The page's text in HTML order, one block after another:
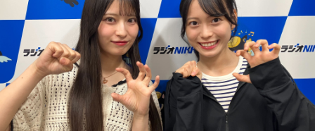
「MINAMI WHEEL -New Age-」を実施。
8月18日（火）に心斎橋BIGCATにて実演最終審査を開催し、
この審査を勝ち抜いたアーティストが『Maxell presents
FM802 MINAMI WHEEL 2026』への出演権を獲得します。
また、MINAMI WHEEL 2026公式アプリもリリース！アーテ
ィストラインナップから観たいアーティストを登録してマイ